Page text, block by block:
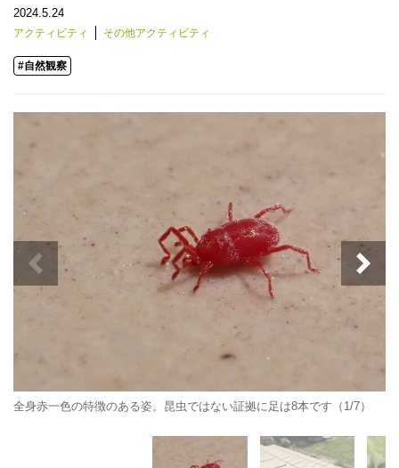
2024.5.24
アクティビティ その他アクティビティ
#自然観察
全身赤一色の特徴のある姿。昆虫ではない証拠に足は8本です（1/7）